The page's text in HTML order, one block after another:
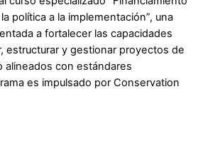
política a la implementación”, una
a fortalecer las capacidades
estructurar y gestionar proyectos de
alineados con estándares
es impulsado por Conservation